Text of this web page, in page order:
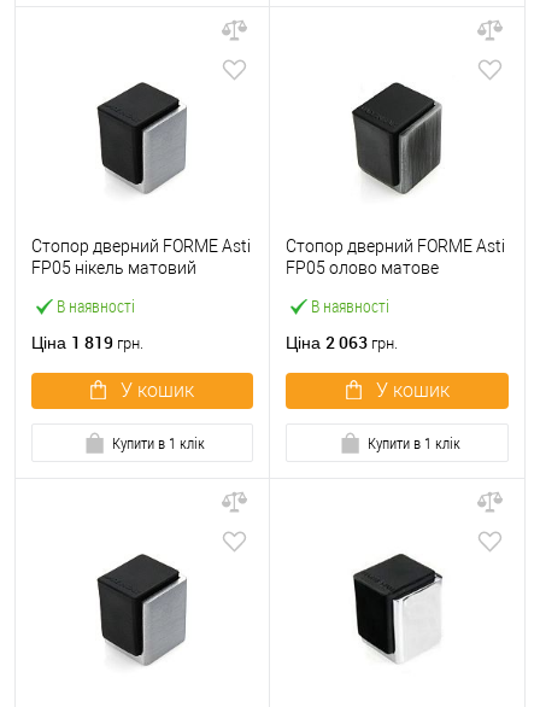
В наявності
Стопор дверний FORME Asti
FP05 нікель матовий
Ціна 1 819 грн.
У кошик
Купити в 1 клік
В наявності
Стопор дверний FORME Asti
FP05 олово матове
Ціна 2 063 грн.
У кошик
Купити в 1 клік